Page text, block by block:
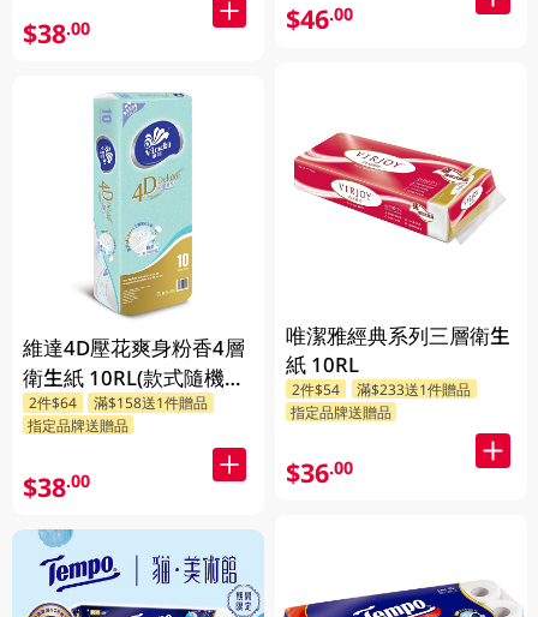
$38.00
維達4D壓花爽身粉香4層
衛生紙 10RL(款式隨機發
送)
2件$64
滿$158送1件贈品
指定品牌送贈品
$38.00
$46.00
唯潔雅經典系列三層衛生
紙 10RL
2件$54
滿$233送1件贈品
指定品牌送贈品
$36.00